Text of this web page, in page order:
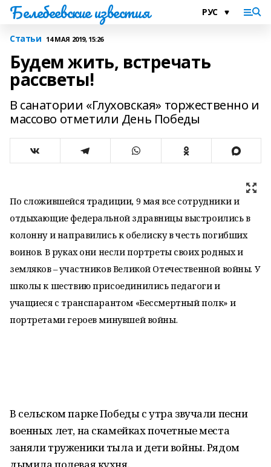
Белебеевские известия
Статьи 14 МАЯ 2019, 15:26
Будем жить, встречать
рассветы!
В санатории «Глуховская» торжественно и
массово отметили День Победы
По сложившейся традиции, 9 мая все сотрудники и
отдыхающие федеральной здравницы выстроились в
колонну и направились к обелиску в честь погибших
воинов. В руках они несли портреты своих родных и
земляков – участников Великой Отечественной войны. У
школы к шествию присоединились педагоги и
учащиеся с транспарантом «Бессмертный полк» и
портретами героев минувшей войны.
В сельском парке Победы с утра звучали песни
военных лет, на скамейках почетные места
заняли труженики тыла и дети войны. Рядом